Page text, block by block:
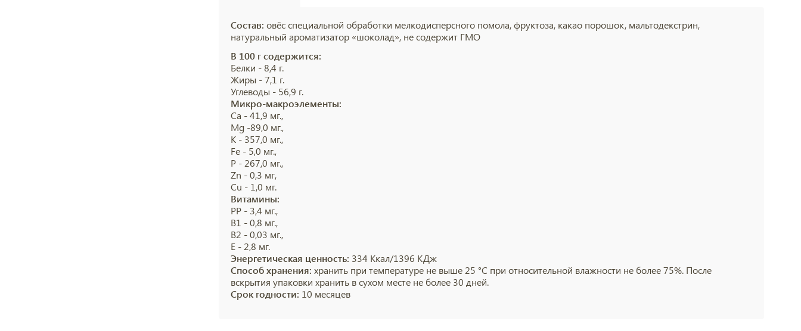
Состав: овёс специальной обработки мелкодисперсного помола, фруктоза, какао порошок, мальтодекстрин,
натуральный ароматизатор «шоколад», не содержит ГМО
В 100 г содержится:
Белки - 8,4 г.
Жиры - 7,1 г.
Углеводы - 56,9 г.
Микро-макроэлементы:
Ca - 41,9 мг.,
Mg -89,0 мг.,
К - 357,0 мг.,
Fe - 5,0 мг.,
P - 267,0 мг.,
Zn - 0,3 мг,
Сu - 1,0 мг.
Витамины:
РР - 3,4 мг.,
В1 - 0,8 мг.,
В2 - 0,03 мг.,
Е - 2,8 мг.
Энергетическая ценность: 334 Ккал/1396 КДж
Способ хранения: хранить при температуре не выше 25 °С при относительной влажности не более 75%. После
вскрытия упаковки хранить в сухом месте не более 30 дней.
Срок годности: 10 месяцев